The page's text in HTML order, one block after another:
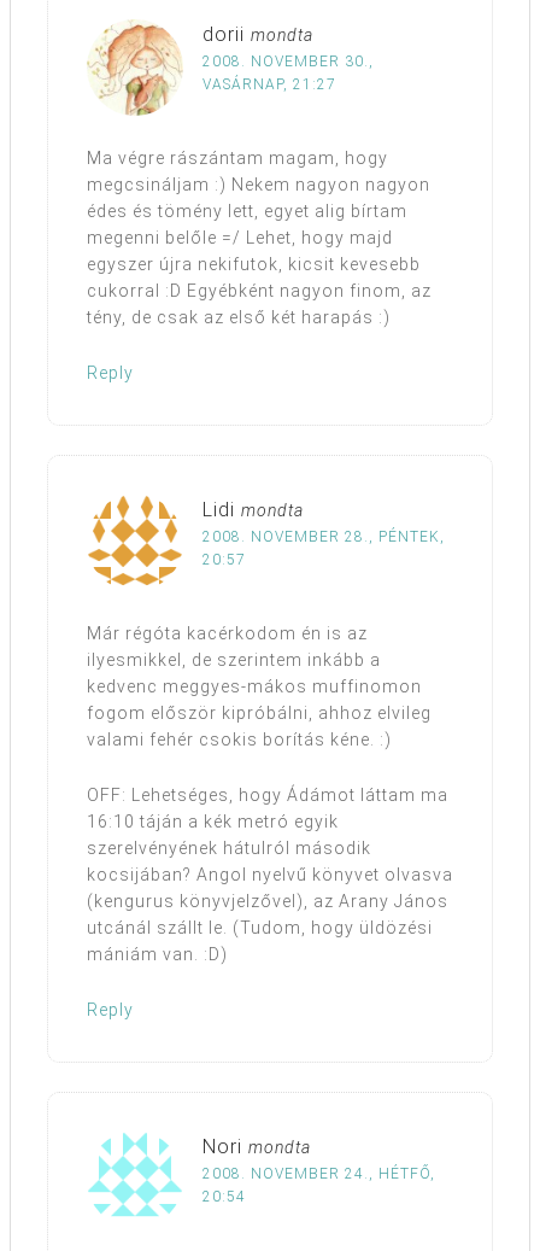
dorii mondta
2008. NOVEMBER 30.,
VASÁRNAP, 21:27
Ma végre rászántam magam, hogy
megcsináljam :) Nekem nagyon nagyon
édes és tömény lett, egyet alig bírtam
megenni belőle =/ Lehet, hogy majd
egyszer újra nekifutok, kicsit kevesebb
cukorral :D Egyébként nagyon finom, az
tény, de csak az első két harapás :)
Reply
Lidi mondta
2008. NOVEMBER 28., PÉNTEK,
20:57
Már régóta kacérkodom én is az
ilyesmikkel, de szerintem inkább a
kedvenc meggyes-mákos muffinomon
fogom először kipróbálni, ahhoz elvileg
valami fehér csokis borítás kéne. :)
OFF: Lehetséges, hogy Ádámot láttam ma
16:10 táján a kék metró egyik
szerelvényének hátulról második
kocsijában? Angol nyelvű könyvet olvasva
(kengurus könyvjelzővel), az Arany János
utcánál szállt le. (Tudom, hogy üldözési
mániám van. :D)
Reply
Nori mondta
2008. NOVEMBER 24., HÉTFŐ,
20:54